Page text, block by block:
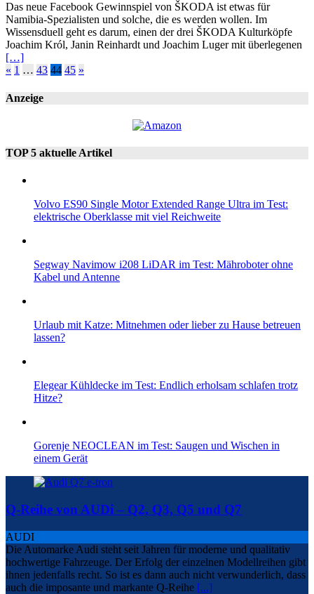
Das neue Facebook Gewinnspiel von ŠKODA ist etwas für
Namibia-Spezialisten und solche, die es werden wollen. Im
Wissensduell geht es darum, einen der drei ŠKODA Kulturköpfe
Joachim Król, Janin Reinhardt und Joachim Luger mit überlegenen
[…]
Seitennummerierung
der
« 1 … 43 44 45 »
Anzeige
TOP 5 aktuelle Artikel
Volvo ES90 Single Motor Extended Range Ultra im Test:
elektrische Oberklasse mit viel Reichweite
Segway Navimow i208 LiDAR im Test: Mähroboter ohne
Kabel und Antenne
Urlaub mit Katze: Mitnehmen oder lieber zu Hause betreuen
lassen?
Elegear Kühldecke im Test: Endlich erholsam schlafen trotz
Hitze?
Gorenje NEOCLEAN im Test: Saugen und Wischen in
einem Gerät
Q-Reihe von AUDi – Q2, Q3, Q5 und Q7
AUDI
Die Automarke Audi steht seit Jahren für moderne und qualitativ
hochwertige Fahrzeuge. Der Erfolg der einzelnen Modellreihen gibt
ihnen jedenfalls recht. So ist es dann auch nicht verwunderlich, dass
auch die imposante und markante Q-Reihe [...]